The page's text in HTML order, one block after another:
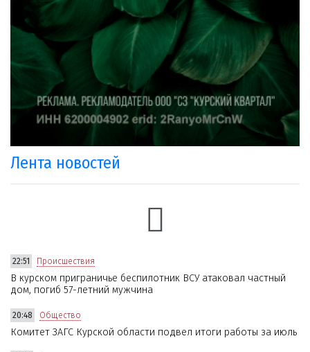
Лента новостей
22:51 Происшествия
В курском приграничье беспилотник ВСУ атаковал частный
дом, погиб 57-летний мужчина
20:48 Общество
Комитет ЗАГС Курской области подвел итоги работы за июль